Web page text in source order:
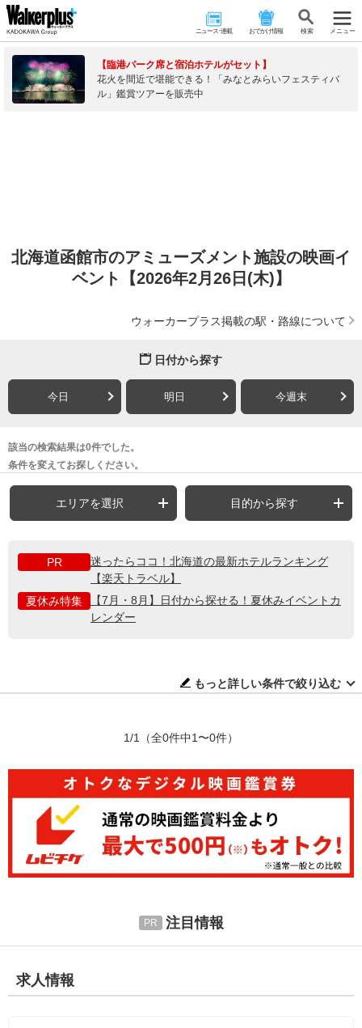
ニュース･連載 おでかけ情報 検 索 メニュー
【臨港パーク席と宿泊ホテルがセット】
花火を間近で堪能できる！「みなとみらいフェスティバ
ル」鑑賞ツアーを販売中
北海道函館市のアミューズメント施設の映画イ
ベント【2026年2月26日(木)】
ウォーカープラス掲載の駅・路線について
日付から探す
今日 明日 今週末
該当の検索結果は0件でした。
条件を変えてお探しください。
エリアを選択 目的から探す
PR
迷ったらココ！北海道の最新ホテルランキング
【楽天トラベル】
夏休み特集
【7月・8月】日付から探せる！夏休みイベントカ
レンダー
もっと詳しい条件で絞り込む
1/1 （全0件中1〜0件）
注目情報
求人情報